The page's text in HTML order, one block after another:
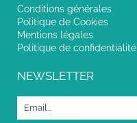
Conditions générales
Politique de Cookies
Mentions légales
Politique de confidentialité
NEWSLETTER